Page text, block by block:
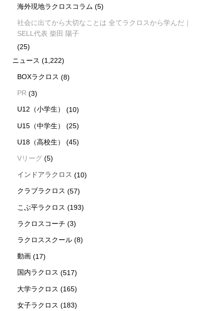
海外現地ラクロスコラム (5)
社会に出てから大切なことは 全てラクロスから学んだ｜
SELL代表 柴田 陽子
(25)
ニュース (1,222)
BOXラクロス (8)
PR (3)
U12（小学生） (10)
U15（中学生） (25)
U18（高校生） (45)
Vリーグ (5)
インドアラクロス (10)
クラブラクロス (57)
こぶ平ラクロス (193)
ラクロスコーチ (3)
ラクロススクール (8)
動画 (17)
国内ラクロス (517)
大学ラクロス (165)
女子ラクロス (183)